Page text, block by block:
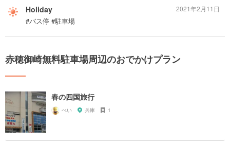
Holiday
#バス停 #駐車場
2021年2月11日
赤穂御崎無料駐車場周辺のおでかけプラン
春の四国旅行
ぺい 兵庫 1